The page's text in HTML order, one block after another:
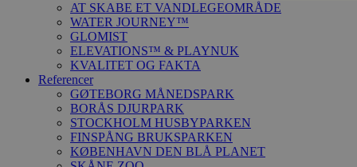
AT SKABE ET VANDLEGEOMRÅDE
WATER JOURNEY™
GLOMIST
ELEVATIONS™ & PLAYNUK
KVALITET OG FAKTA
Referencer
GØTEBORG MÅNEDSPARK
BORÅS DJURPARK
STOCKHOLM HUSBYPARKEN
FINSPÅNG BRUKSPARKEN
KØBENHAVN DEN BLÅ PLANET